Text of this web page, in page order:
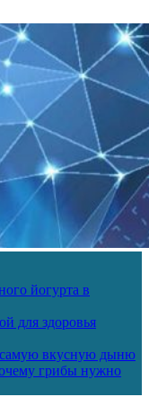
йогурта в
для здоровья
самую вкусную дыню
грибы нужно